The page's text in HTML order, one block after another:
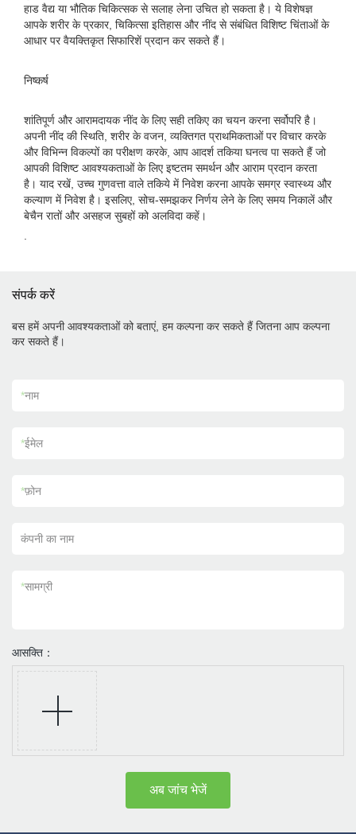
हाड वैद्य या भौतिक चिकित्सक से सलाह लेना उचित हो सकता है। ये विशेषज्ञ
आपके शरीर के प्रकार, चिकित्सा इतिहास और नींद से संबंधित विशिष्ट चिंताओं के
आधार पर वैयक्तिकृत सिफारिशें प्रदान कर सकते हैं।
निष्कर्ष
शांतिपूर्ण और आरामदायक नींद के लिए सही तकिए का चयन करना सर्वोपरि है।
अपनी नींद की स्थिति, शरीर के वजन, व्यक्तिगत प्राथमिकताओं पर विचार करके
और विभिन्न विकल्पों का परीक्षण करके, आप आदर्श तकिया घनत्व पा सकते हैं जो
आपकी विशिष्ट आवश्यकताओं के लिए इष्टतम समर्थन और आराम प्रदान करता
है। याद रखें, उच्च गुणवत्ता वाले तकिये में निवेश करना आपके समग्र स्वास्थ्य और
कल्याण में निवेश है। इसलिए, सोच-समझकर निर्णय लेने के लिए समय निकालें और
बेचैन रातों और असहज सुबहों को अलविदा कहें।
संपर्क करें
बस हमें अपनी आवश्यकताओं को बताएं, हम कल्पना कर सकते हैं जितना आप कल्पना
कर सकते हैं।
*नाम
*ईमेल
*फ़ोन
कंपनी का नाम
*सामग्री
आसक्ति：
अब जांच भेजें